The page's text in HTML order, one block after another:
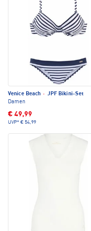
Venice Beach · JPF Bikini-Set
Damen
€ 49,99
UVP* € 54,99